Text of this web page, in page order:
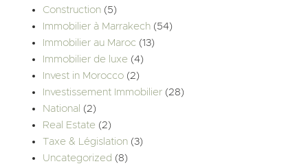
Construction (5)
Immobilier à Marrakech (54)
Immobilier au Maroc (13)
Immobilier de luxe (4)
Invest in Morocco (2)
Investissement Immobilier (28)
National (2)
Real Estate (2)
Taxe & Législation (3)
Uncategorized (8)